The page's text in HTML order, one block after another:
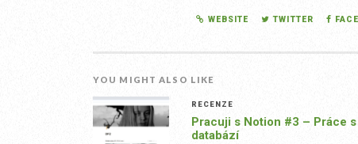
WEBSITE TWITTER
YOU MIGHT ALSO LIKE
RECENZE
Pracuji s Notion #3 – Práce s
databází